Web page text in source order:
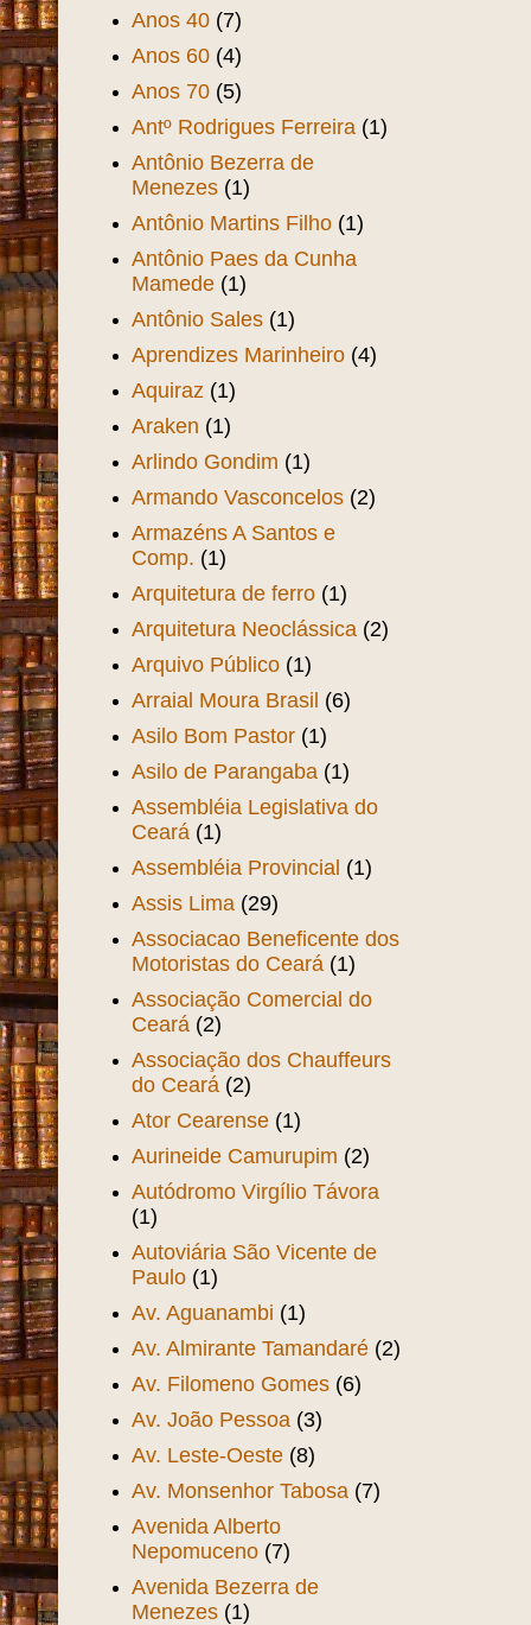
Anos 40 (7)
Anos 60 (4)
Anos 70 (5)
Antº Rodrigues Ferreira (1)
Antônio Bezerra de
Menezes (1)
Antônio Martins Filho (1)
Antônio Paes da Cunha
Mamede (1)
Antônio Sales (1)
Aprendizes Marinheiro (4)
Aquiraz (1)
Araken (1)
Arlindo Gondim (1)
Armando Vasconcelos (2)
Armazéns A Santos e
Comp. (1)
Arquitetura de ferro (1)
Arquitetura Neoclássica (2)
Arquivo Público (1)
Arraial Moura Brasil (6)
Asilo Bom Pastor (1)
Asilo de Parangaba (1)
Assembléia Legislativa do
Ceará (1)
Assembléia Provincial (1)
Assis Lima (29)
Associacao Beneficente dos
Motoristas do Ceará (1)
Associação Comercial do
Ceará (2)
Associação dos Chauffeurs
do Ceará (2)
Ator Cearense (1)
Aurineide Camurupim (2)
Autódromo Virgílio Távora
(1)
Autoviária São Vicente de
Paulo (1)
Av. Aguanambi (1)
Av. Almirante Tamandaré (2)
Av. Filomeno Gomes (6)
Av. João Pessoa (3)
Av. Leste-Oeste (8)
Av. Monsenhor Tabosa (7)
Avenida Alberto
Nepomuceno (7)
Avenida Bezerra de
Menezes (1)